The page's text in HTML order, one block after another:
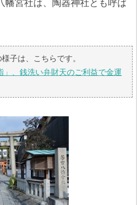
子は、こちらです。
、銭洗い弁財天のご利益で金運